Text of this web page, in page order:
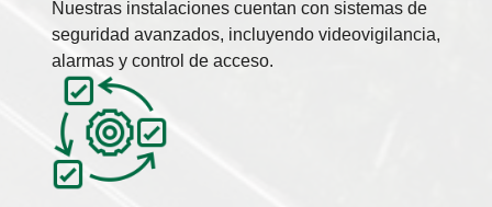
Nuestras instalaciones cuentan con sistemas de
seguridad avanzados, incluyendo videovigilancia,
alarmas y control de acceso.